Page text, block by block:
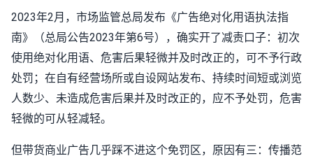
2023年2月，市场监管总局发布《广告绝对化用语执法指
南》（总局公告2023年第6号），确实开了减责口子：初次
使用绝对化用语、危害后果轻微并及时改正的，可不予行政
处罚；在自有经营场所或自设网站发布、持续时间短或浏览
人数少、未造成危害后果并及时改正的，应不予处罚，危害
轻微的可从轻减轻。
但带货商业广告几乎踩不进这个免罚区，原因有三：传播范